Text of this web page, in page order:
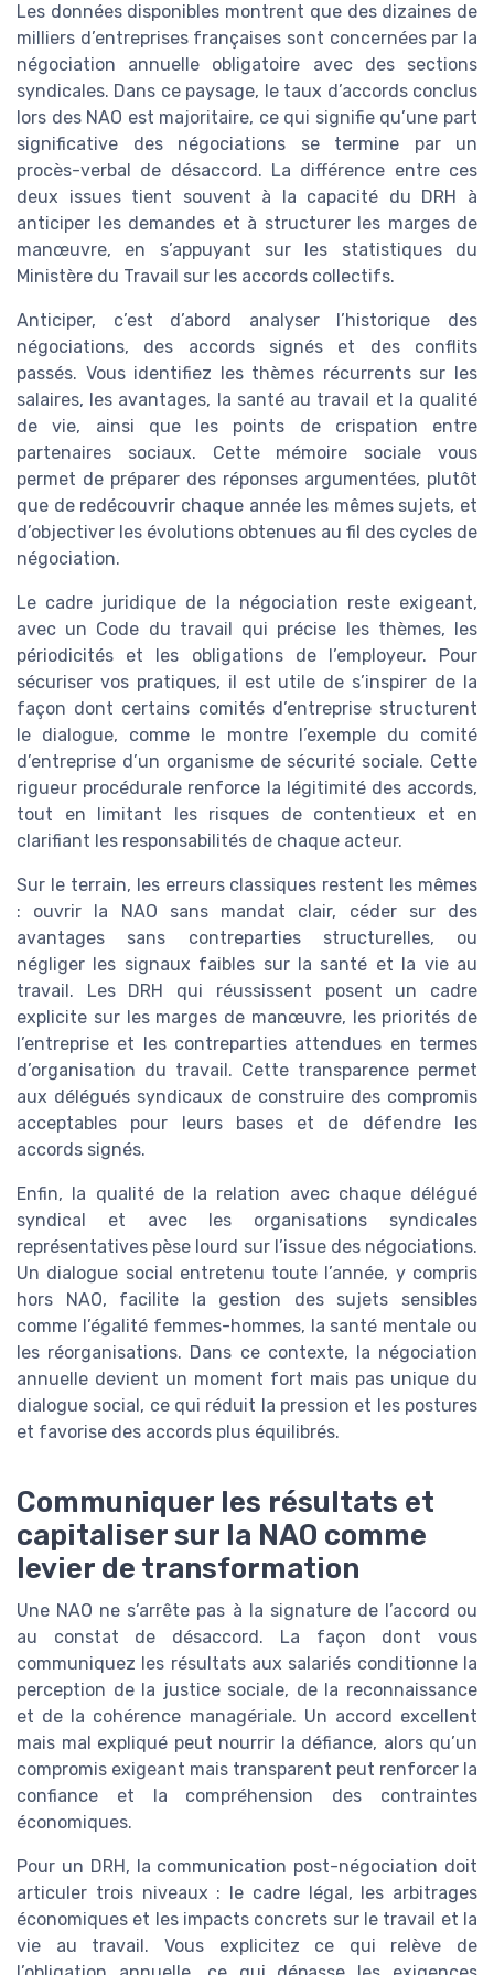
Les données disponibles montrent que des dizaines de
milliers d’entreprises françaises sont concernées par la
négociation annuelle obligatoire avec des sections
syndicales. Dans ce paysage, le taux d’accords conclus
lors des NAO est majoritaire, ce qui signifie qu’une part
significative des négociations se termine par un
procès-verbal de désaccord. La différence entre ces
deux issues tient souvent à la capacité du DRH à
anticiper les demandes et à structurer les marges de
manœuvre, en s’appuyant sur les statistiques du
Ministère du Travail sur les accords collectifs.
Anticiper, c’est d’abord analyser l’historique des
négociations, des accords signés et des conflits
passés. Vous identifiez les thèmes récurrents sur les
salaires, les avantages, la santé au travail et la qualité
de vie, ainsi que les points de crispation entre
partenaires sociaux. Cette mémoire sociale vous
permet de préparer des réponses argumentées, plutôt
que de redécouvrir chaque année les mêmes sujets, et
d’objectiver les évolutions obtenues au fil des cycles de
négociation.
Le cadre juridique de la négociation reste exigeant,
avec un Code du travail qui précise les thèmes, les
périodicités et les obligations de l’employeur. Pour
sécuriser vos pratiques, il est utile de s’inspirer de la
façon dont certains comités d’entreprise structurent
le dialogue, comme le montre l’exemple du comité
d’entreprise d’un organisme de sécurité sociale. Cette
rigueur procédurale renforce la légitimité des accords,
tout en limitant les risques de contentieux et en
clarifiant les responsabilités de chaque acteur.
Sur le terrain, les erreurs classiques restent les mêmes
: ouvrir la NAO sans mandat clair, céder sur des
avantages sans contreparties structurelles, ou
négliger les signaux faibles sur la santé et la vie au
travail. Les DRH qui réussissent posent un cadre
explicite sur les marges de manœuvre, les priorités de
l’entreprise et les contreparties attendues en termes
d’organisation du travail. Cette transparence permet
aux délégués syndicaux de construire des compromis
acceptables pour leurs bases et de défendre les
accords signés.
Enfin, la qualité de la relation avec chaque délégué
syndical et avec les organisations syndicales
représentatives pèse lourd sur l’issue des négociations.
Un dialogue social entretenu toute l’année, y compris
hors NAO, facilite la gestion des sujets sensibles
comme l’égalité femmes-hommes, la santé mentale ou
les réorganisations. Dans ce contexte, la négociation
annuelle devient un moment fort mais pas unique du
dialogue social, ce qui réduit la pression et les postures
et favorise des accords plus équilibrés.
Communiquer les résultats et
capitaliser sur la NAO comme
levier de transformation
Une NAO ne s’arrête pas à la signature de l’accord ou
au constat de désaccord. La façon dont vous
communiquez les résultats aux salariés conditionne la
perception de la justice sociale, de la reconnaissance
et de la cohérence managériale. Un accord excellent
mais mal expliqué peut nourrir la défiance, alors qu’un
compromis exigeant mais transparent peut renforcer la
confiance et la compréhension des contraintes
économiques.
Pour un DRH, la communication post-négociation doit
articuler trois niveaux : le cadre légal, les arbitrages
économiques et les impacts concrets sur le travail et la
vie au travail. Vous explicitez ce qui relève de